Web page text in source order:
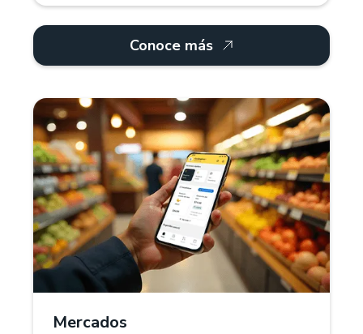
Conoce más
Mercados
¿Por qué Treinta?
Para mercados, Treinta ofrece un sistema POS y
software de gestión que facilita el control de
inventarios, proveedores y ventas. Administra
productos por kilos, litros o unidades, registra
deudas de clientes y genera facturas digitales.